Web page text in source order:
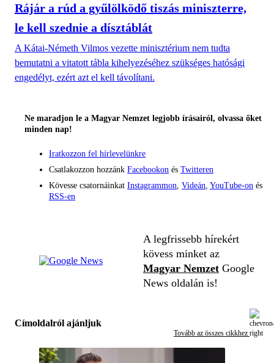
Rájár a rúd a gyűlölködő tiszás miniszterre,
le kell szednie a dísztáblát
A Kátai-Németh Vilmos vezette minisztérium nem tudta
bemutatni a vitatott tábla kihelyezéséhez szükséges hatósági
engedélyt, ezért azt el kell távolítani.
Ne maradjon le a Magyar Nemzet legjobb írásairól, olvassa őket
minden nap!
Iratkozzon fel hírlevelünkre
Csatlakozzon hozzánk Facebookon és Twitteren
Kövesse csatornáinkat Instagrammon Videán YouTube-on és
RSS-en
A legfrissebb hírekért
kövess minket az
Magyar Nemzet Google
News oldalán is!
Címoldalról ajánljuk
Tovább az összes cikkhez